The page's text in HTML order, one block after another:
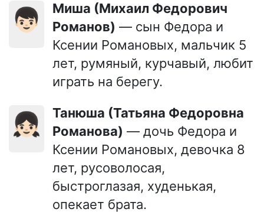
👦🏻
Миша (Михаил Федорович
Романов) — сын Федора и
Ксении Романовых, мальчик 5
лет, румяный, курчавый, любит
играть на берегу.
👧🏻
Танюша (Татьяна Федоровна
Романова) — дочь Федора и
Ксении Романовых, девочка 8
лет, русоволосая,
быстроглазая, худенькая,
опекает брата.